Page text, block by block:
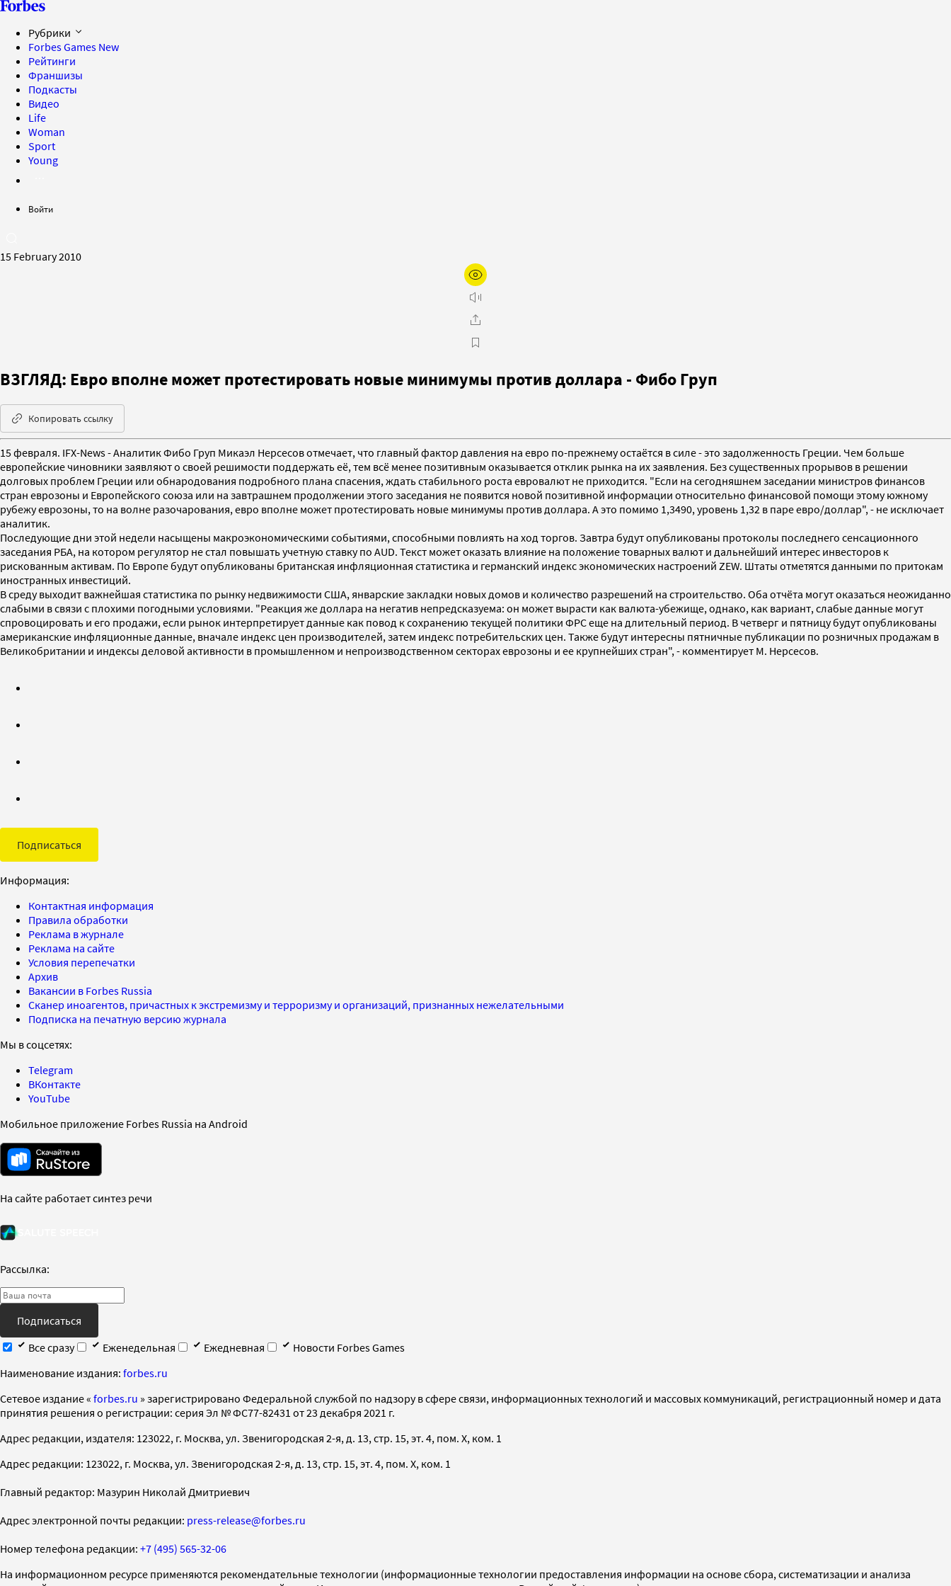
Рубрики
Forbes Games New
Рейтинги
Франшизы
Подкасты
Видео
Life
Woman
Sport
Young
Войти
15 February 2010
ВЗГЛЯД: Евро вполне может протестировать новые минимумы против доллара - Фибо Груп
Копировать ссылку
15 февраля. IFX-News - Аналитик Фибо Груп Микаэл Нерсесов отмечает, что главный фактор давления на евро по-прежнему остаётся в силе - это задолженность Греции. Чем больше
европейские чиновники заявляют о своей решимости поддержать её, тем всё менее позитивным оказывается отклик рынка на их заявления. Без существенных прорывов в решении
долговых проблем Греции или обнародования подробного плана спасения, ждать стабильного роста евровалют не приходится. "Если на сегодняшнем заседании министров финансов
стран еврозоны и Европейского союза или на завтрашнем продолжении этого заседания не появится новой позитивной информации относительно финансовой помощи этому южному
рубежу еврозоны, то на волне разочарования, евро вполне может протестировать новые минимумы против доллара. А это помимо 1,3490, уровень 1,32 в паре евро/доллар", - не исключает
аналитик.
Последующие дни этой недели насыщены макроэкономическими событиями, способными повлиять на ход торгов. Завтра будут опубликованы протоколы последнего сенсационного
заседания РБА, на котором регулятор не стал повышать учетную ставку по AUD. Текст может оказать влияние на положение товарных валют и дальнейший интерес инвесторов к
рискованным активам. По Европе будут опубликованы британская инфляционная статистика и германский индекс экономических настроений ZEW. Штаты отметятся данными по притокам
иностранных инвестиций.
В среду выходит важнейшая статистика по рынку недвижимости США, январские закладки новых домов и количество разрешений на строительство. Оба отчёта могут оказаться неожиданно
слабыми в связи с плохими погодными условиями. "Реакция же доллара на негатив непредсказуема: он может вырасти как валюта-убежище, однако, как вариант, слабые данные могут
спровоцировать и его продажи, если рынок интерпретирует данные как повод к сохранению текущей политики ФРС еще на длительный период. В четверг и пятницу будут опубликованы
американские инфляционные данные, вначале индекс цен производителей, затем индекс потребительских цен. Также будут интересны пятничные публикации по розничных продажам в
Великобритании и индексы деловой активности в промышленном и непроизводственном секторах еврозоны и ее крупнейших стран", - комментирует М. Нерсесов.
Подписаться
Информация:
Контактная информация
Правила обработки
Реклама в журнале
Реклама на сайте
Условия перепечатки
Архив
Вакансии в Forbes Russia
Сканер иноагентов, причастных к экстремизму и терроризму и организаций, признанных нежелательными
Подписка на печатную версию журнала
Мы в соцсетях:
Telegram
ВКонтакте
YouTube
Мобильное приложение Forbes Russia на Android
На сайте работает синтез речи
Рассылка:
Подписаться
Все сразу
Еженедельная Ежедневная
Новости Forbes Games
Наименование издания: forbes.ru
Cетевое издание « forbes.ru » зарегистрировано Федеральной службой по надзору в сфере связи, информационных технологий и массовых коммуникаций, регистрационный номер и дата
принятия решения о регистрации: серия Эл № ФС77-82431 от 23 декабря 2021 г.
Адрес редакции, издателя: 123022, г. Москва, ул. Звенигородская 2-я, д. 13, стр. 15, эт. 4, пом. X, ком. 1
Адрес редакции: 123022, г. Москва, ул. Звенигородская 2-я, д. 13, стр. 15, эт. 4, пом. X, ком. 1
Главный редактор: Мазурин Николай Дмитриевич
Адрес электронной почты редакции: press-release@forbes.ru
Номер телефона редакции: +7 (495) 565-32-06
На информационном ресурсе применяются рекомендательные технологии (информационные технологии предоставления информации на основе сбора, систематизации и анализа